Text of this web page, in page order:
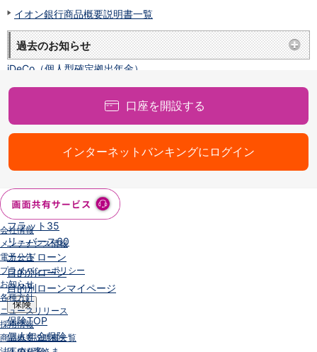
金銭信託のしくみ
取扱商品一覧
iDeCo・国民年金基金
iDeCo（個人型確定拠出年金）
ロボアドバイザークラウドファンディング TOP
WealthNavi for イオン銀行（ロボアドバイザー）
funds
まいクラウドファンディング
新規お借入れの方
お借換えの方
フラット35
リ・バース60
カードローン
目的別ローン
目的別ローンマイページ
保険
保険TOP
個人年金保険
イオン銀行商品概要説明書一覧
過去のお知らせ
口座を開設する
インターネットバンキングにログイン
会社情報
メンテナンス情報
電子公告
プライバシーポリシー
お知らせ
各種方針
ニュースリリース
採用情報
商品概要説明書一覧